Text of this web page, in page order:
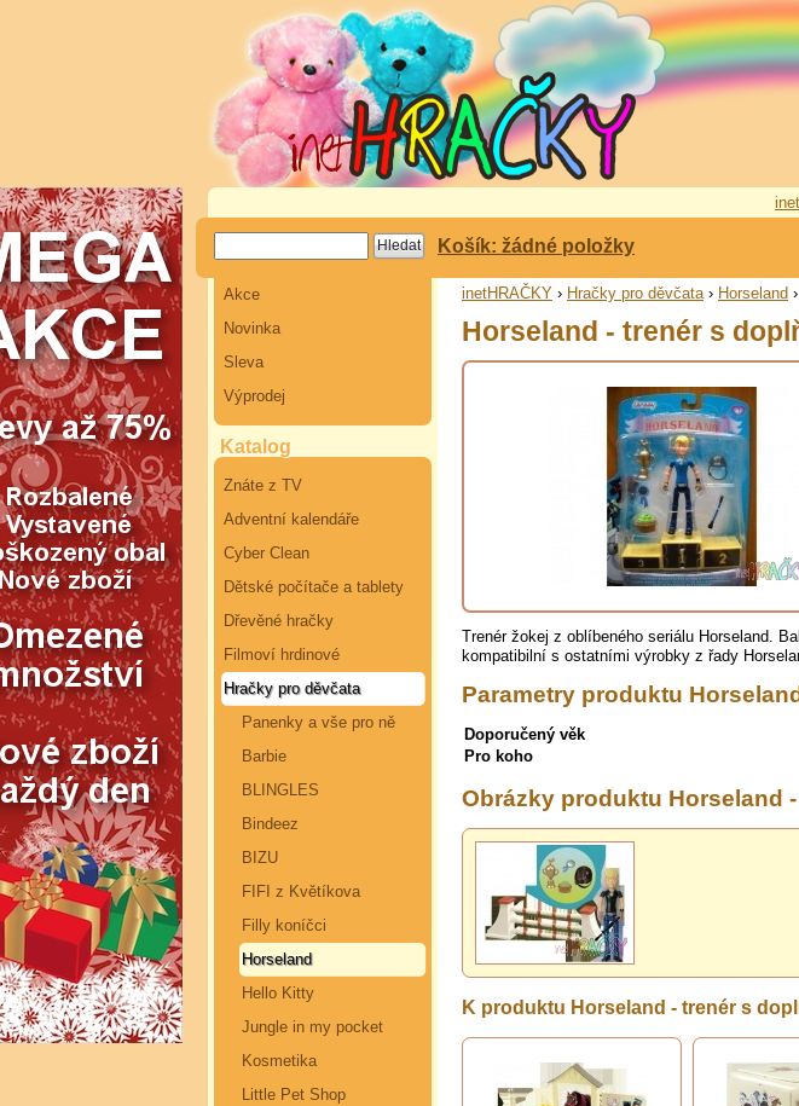
Košík: žádné položky
Akce
Novinka
Sleva
Výprodej
Katalog
Znáte z TV
Adventní kalendáře
Cyber Clean
Dětské počítače a tablety
Dřevěné hračky
Filmoví hrdinové
Hračky pro děvčata
Panenky a vše pro ně
Barbie
BLINGLES
Bindeez
BIZU
FIFI z Květíkova
Filly koníčci
Horseland
Hello Kitty
Jungle in my pocket
Kosmetika
Little Pet Shop
inetHRAČKY › Hračky pro děvčata› Horseland ›
Horseland - trenér s
Trenér žokej z oblíbeného seriálu Horseland.
kompatibilní s ostatními výrobky z řady
Parametry produktu
Doporučený věk
Pro koho
Obrázky produktu Horseland
K produktu Horseland - trenér s